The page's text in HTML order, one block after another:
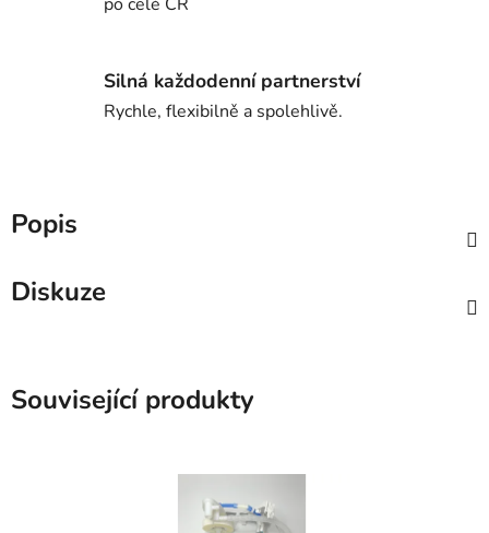
Silná každodenní partnerství
Rychle, flexibilně a spolehlivě.
Popis
Diskuze
Související produkty